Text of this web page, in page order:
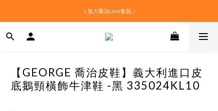
＼加入喬治Line會員／
【GEORGE 喬治皮鞋】義大利進口皮
底鵝頸橫飾牛津鞋 -黑 335024KL10